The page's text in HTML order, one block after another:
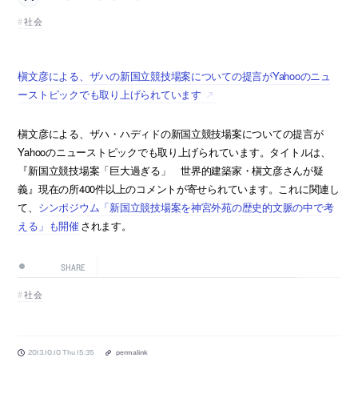
社会
槇文彦による、ザハの新国立競技場案についての提言がYahooのニュ
ーストピックでも取り上げられています
槇文彦による、ザハ・ハディドの新国立競技場案についての提言が
Yahooのニューストピックでも取り上げられています。タイトルは、
『新国立競技場案「巨大過ぎる」 世界的建築家・槇文彦さんが疑
義』現在の所400件以上のコメントが寄せられています。これに関連し
て、 シンポジウム「新国立競技場案を神宮外苑の歴史的文脈の中で考
える」も開催されます。
SHARE
社会
2013.10.10 Thu 15:35 permalink